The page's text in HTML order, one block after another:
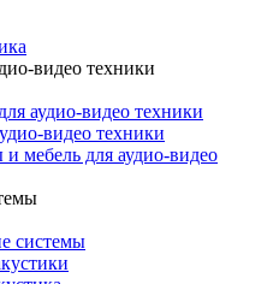
видео техники
аудио-видео техники
видео техники
мебель для аудио-видео
системы